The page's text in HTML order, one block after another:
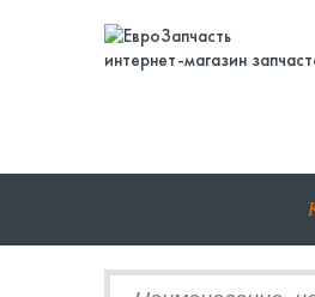
интернет-магазин